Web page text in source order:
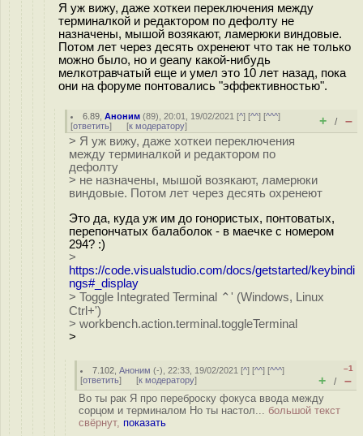
Я уж вижу, даже хоткеи переключения между
терминалкой и редактором по дефолту не
назначены, мышой возякают, ламерюки виндовые.
Потом лет через десять охренеют что так не только
можно было, но и geany какой-нибудь
мелкотравчатый еще и умел это 10 лет назад, пока
они на форуме понтовались "эффективностью".
6.89 ,Аноним (89), 20:01, 19/02/2021 [^] [^^] [^^^]
[ответить] [к модератору] + / –
> Я уж вижу, даже хоткеи переключения
между терминалкой и редактором по
дефолту
> не назначены, мышой возякают, ламерюки
виндовые. Потом лет через десять охренеют
Это да, куда уж им до гонористых, понтоватых,
перепончатых балаболок - в маечке с номером
294? :)
>
https://code.visualstudio.com/docs/getstarted/keybindi
ngs#_display
> Toggle Integrated Terminal ⌃' (Windows, Linux
Ctrl+')
> workbench.action.terminal.toggleTerminal
>
7.102 ,Аноним (-), 22:33, 19/02/2021 [^] [^^] [^^^]
[ответить] [к модератору]
–1
+ / –
Во ты рак Я про переброску фокуса ввода между
сорцом и терминалом Но ты настол... большой текст
свёрнут, показать